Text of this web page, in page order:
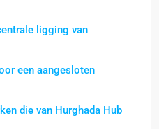
ligging van
een aangesloten
die van Hurghada Hub